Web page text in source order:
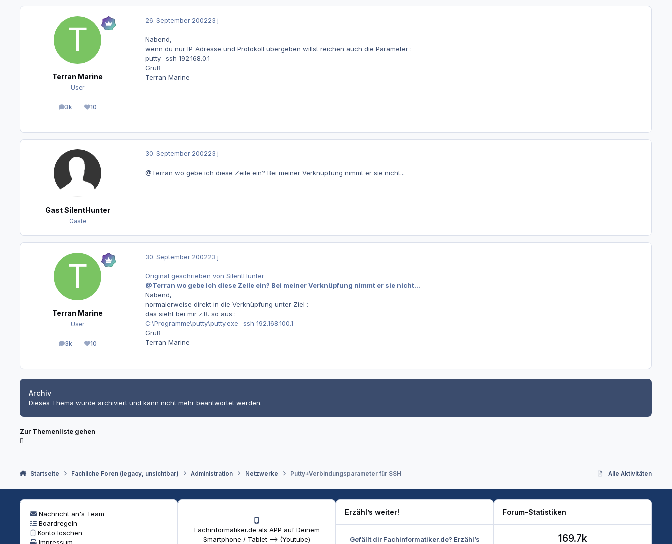
Terran Marine
User
3k
Beiträge10
Reputation
26. September 200223 j
Nabend,
wenn du nur IP-Adresse und Protokoll übergeben willst reichen auch die Parameter :
putty -ssh 192.168.0.1
Gruß
Terran Marine
Gast SilentHunter
Gäste
30. September 200223 j
@Terran wo gebe ich diese Zeile ein? Bei meiner Verknüpfung nimmt er sie nicht...
Terran Marine
User
3k
Beiträge10
Reputation
30. September 200223 j
Original geschrieben von SilentHunter
@Terran wo gebe ich diese Zeile ein? Bei meiner Verknüpfung nimmt er sie nicht...
Nabend,
normalerweise direkt in die Verknüpfung unter Ziel :
das sieht bei mir z.B. so aus :
C:\Programme\putty\putty.exe -ssh 192.168.100.1
Gruß
Terran Marine
Archiv
Dieses Thema wurde archiviert und kann nicht mehr beantwortet werden.
Zur Themenliste gehen
Startseite Fachliche Foren (legacy, unsichtbar) Administration Netzwerke Putty+Verbindungsparameter für SSH Alle Aktivitäten
Nachricht an's Team
Boardregeln
Konto löschen
Fachinformatiker.de als APP auf Deinem
Smartphone / Tablet --> (Youtube)
Erzähl’s weiter!
Gefällt dir Fachinformatiker.de? Erzähl’s
Forum-Statistiken
169.7k